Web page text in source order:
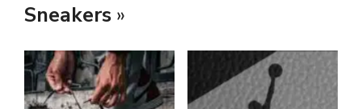
Sneakers »